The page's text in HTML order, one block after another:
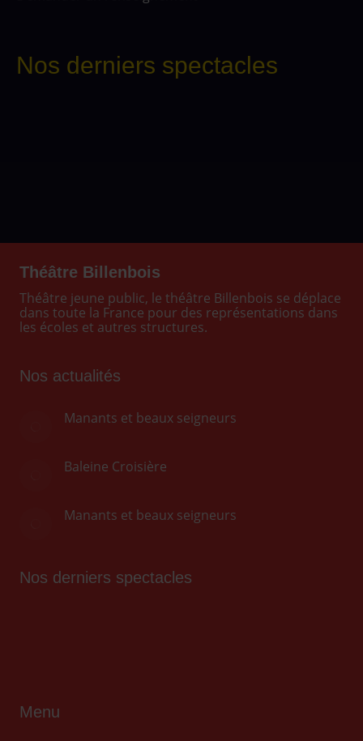
Nos derniers spectacles
Théâtre Billenbois
Théâtre jeune public, le théâtre Billenbois se déplace
dans toute la France pour des représentations dans
les écoles et autres structures.
Nos actualités
Manants et beaux seigneurs
Baleine Croisière
Manants et beaux seigneurs
Nos derniers spectacles
Menu